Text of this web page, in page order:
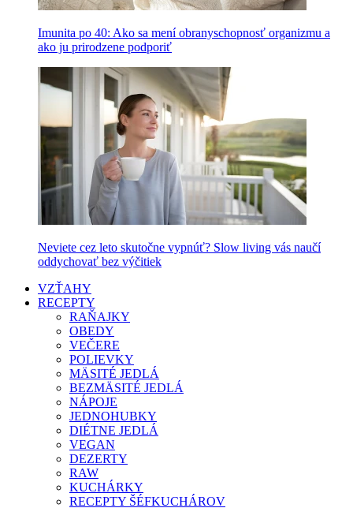
Imunita po 40: Ako sa mení obranyschopnosť organizmu a
ako ju prirodzene podporiť
Neviete cez leto skutočne vypnúť? Slow living vás naučí
oddychovať bez výčitiek
VZŤAHY
RECEPTY
RAŇAJKY
OBEDY
VEČERE
POLIEVKY
MÄSITÉ JEDLÁ
BEZMÄSITÉ JEDLÁ
NÁPOJE
JEDNOHUBKY
DIÉTNE JEDLÁ
VEGAN
DEZERTY
RAW
KUCHÁRKY
RECEPTY ŠÉFKUCHÁROV